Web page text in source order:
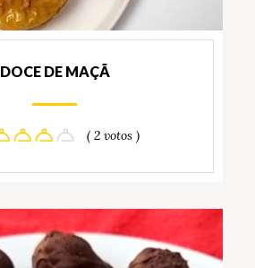
DOCE DE MAÇÃ
( 2 votos )